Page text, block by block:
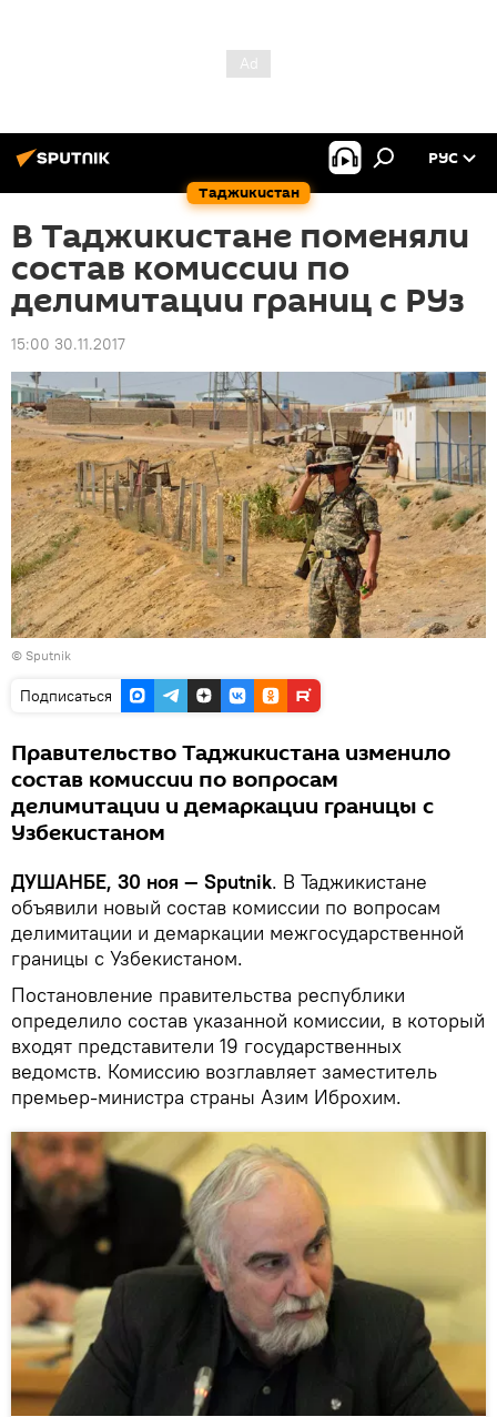
Таджикистан
РУС
В Таджикистане поменяли
состав комиссии по
делимитации границ с РУз
15:00 30.11.2017
© Sputnik
Подписаться
Правительство Таджикистана изменило
состав комиссии по вопросам
делимитации и демаркации границы с
Узбекистаном
ДУШАНБЕ, 30 ноя — Sputnik. В Таджикистане
объявили новый состав комиссии по вопросам
делимитации и демаркации межгосударственной
границы с Узбекистаном.
Постановление правительства республики
определило состав указанной комиссии, в который
входят представители 19 государственных
ведомств. Комиссию возглавляет заместитель
премьер-министра страны Азим Иброхим.